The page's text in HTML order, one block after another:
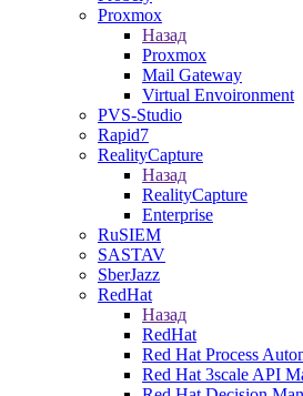
Proxmox
Назад
Proxmox
Mail Gateway
Virtual Envoironment
PVS-Studio
Rapid7
RealityCapture
Назад
RealityCapture
Enterprise
RuSIEM
SASTAV
SberJazz
RedHat
Назад
RedHat
Red Hat Process
Red Hat 3scale API